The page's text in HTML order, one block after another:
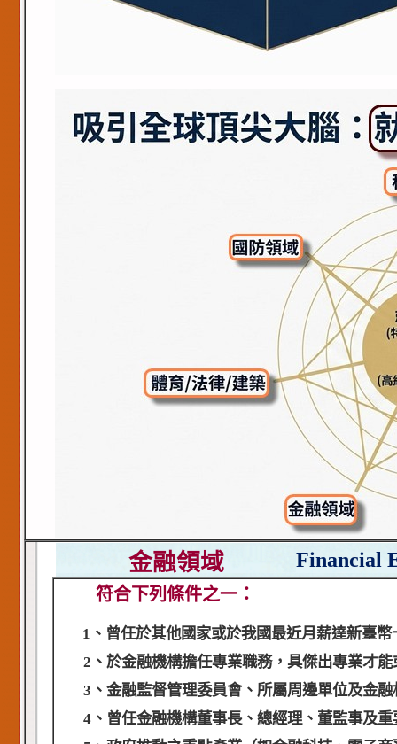
金融領域 Financial
符合下列條件之一：
1、曾任於其他國家或於我國最近月薪達新臺幣
2、於金融機構擔任專業職務，具傑出專業才
3、金融監督管理委員會、所屬周邊單位及金
4、曾任金融機構董事長、總經理、董監事及